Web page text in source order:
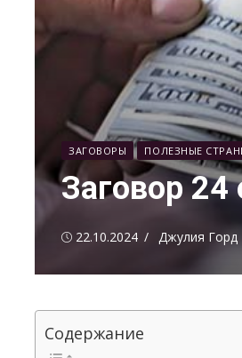
ЗАГОВОРЫ ПОЛЕЗНЫЕ
Заговор
Опубликовано
22.10.2024 Автор
Джулия Горд
Содержание